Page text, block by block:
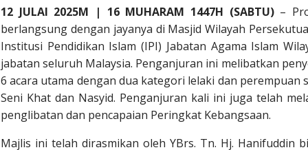
12 JULAI 2025M | 16 MUHARAM 1447H (SABTU)–
berlangsung dengan jayanya di Masjid Wilayah
Institusi Pendidikan Islam (IPI) Jabatan Agama Islam
jabatan seluruh Malaysia. Penganjuran ini melibatkan
6 acara utama dengan dua kategori lelaki dan perempuan
Seni Khat dan Nasyid. Penganjuran kali ini juga telah
penglibatan dan pencapaian Peringkat Kebangsaan.
Majlis ini telah dirasmikan oleh YBrs. Tn. Hj. Hanifuddin